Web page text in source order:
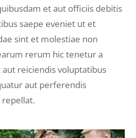
et aut officiis debitis
saepe eveniet ut et
sint et molestiae non
rerum hic tenetur a
reiciendis voluptatibus
aut perferendis